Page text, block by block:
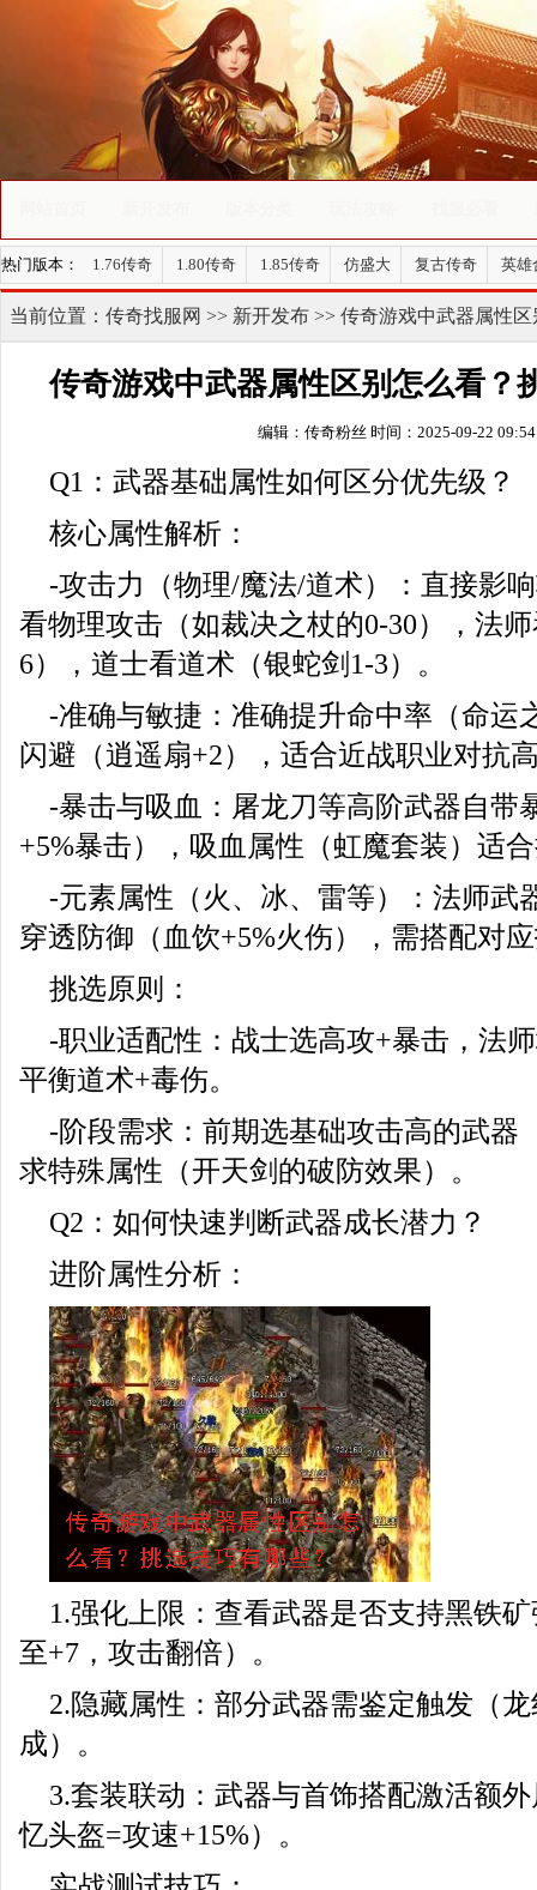
热门版本： 1.76传奇 1.80传奇 1.85传奇 仿盛大 复古传奇 英雄
当前位置： 传奇找服网 >> 新开发布 >> 传奇游戏中武器属性
传奇游戏中武器属性区别怎么看？
编辑：传奇粉丝 时间：2025-09-22
Q1：武器基础属性如何区分优先级？
核心属性解析：
-攻击力（物理/魔法/道术）：直接影
看物理攻击（如裁决之杖的0-30），法
6），道士看道术（银蛇剑1-3）。
-准确与敏捷：准确提升命中率（命运
闪避（逍遥扇+2），适合近战职业对抗
-暴击与吸血：屠龙刀等高阶武器自带
+5%暴击），吸血属性（虹魔套装）适
-元素属性（火、冰、雷等）：法师武
穿透防御（血饮+5%火伤），需搭配对
挑选原则：
-职业适配性：战士选高攻+暴击，法
平衡道术+毒伤。
-阶段需求：前期选基础攻击高的武器
求特殊属性（开天剑的破防效果）。
Q2：如何快速判断武器成长潜力？
进阶属性分析：
1.强化上限：查看武器是否支持黑铁
至+7，攻击翻倍）。
2.隐藏属性：部分武器需鉴定触发（
成）。
3.套装联动：武器与首饰搭配激活额
忆头盔=攻速+15%）。